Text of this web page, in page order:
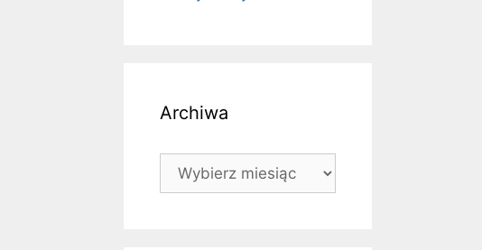
Archiwa
Archiwa